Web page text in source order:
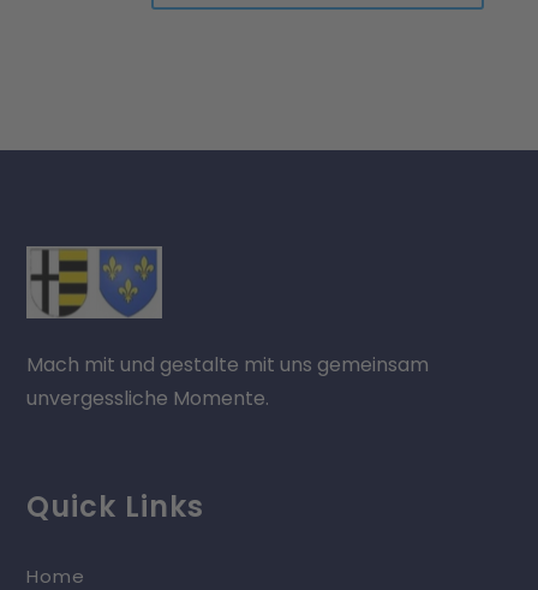
Mach mit und gestalte mit uns gemeinsam
unvergessliche Momente.
Quick Links
Home